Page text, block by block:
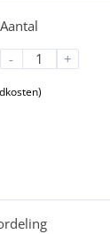
Aantal
-
+